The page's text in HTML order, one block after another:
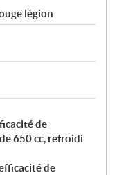
légion
de
650 cc, refroidi
de